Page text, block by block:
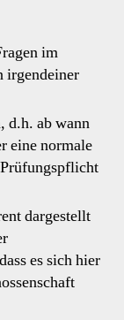
im
irgendeiner
d.h. ab wann
eine normale
dargestellt
es sich hier